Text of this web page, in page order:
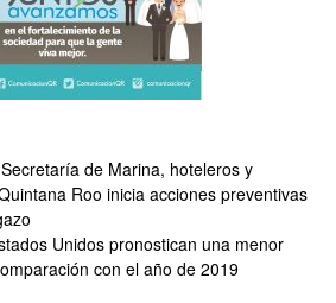
de Marina, hoteleros y
Roo inicia acciones preventivas
Unidos pronostican una menor
con el año de 2019